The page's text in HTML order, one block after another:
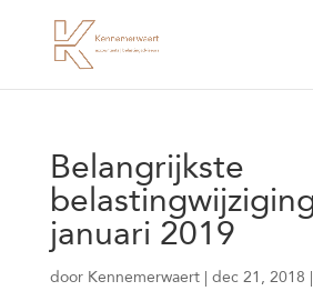
Belangrijkste
januari 2019
door Kennemerwaert| dec 21, 2018 |